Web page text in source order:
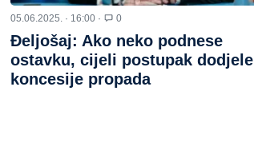
05.06.2025. · 16:00 · 0
Đeljošaj: Ako neko podnese
ostavku, cijeli postupak dodjele
koncesije propada